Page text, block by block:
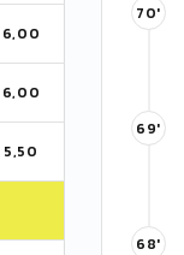
6,00
6,00
5,50
70'
69'
68'